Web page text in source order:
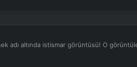
adı altında istismar görüntüsü! O